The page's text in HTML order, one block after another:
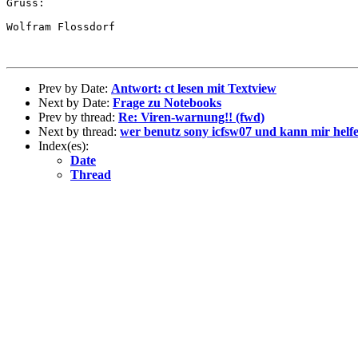
Gruss:
Wolfram Flossdorf
Prev by Date: Antwort: ct lesen mit Textview
Next by Date: Frage zu Notebooks
Prev by thread: Re: Viren-warnung!! (fwd)
Next by thread: wer benutz sony icfsw07 und kann mir
Index(es):
Date
Thread